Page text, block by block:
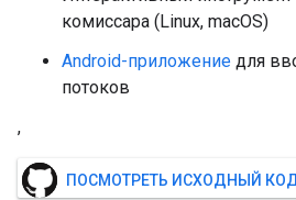
комиссара (Linux, macOS)
Android-приложение для
потоков
,
ПОСМОТРЕТЬ ИСХОДНЫЙ КОД